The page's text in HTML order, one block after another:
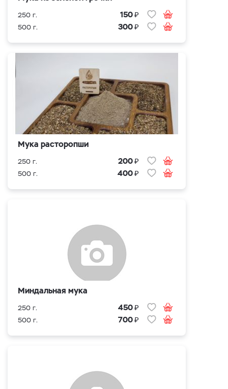
250 г. 150₽
500 г. 300₽
Мука расторопши
250 г. 200₽
500 г. 400₽
Миндальная мука
250 г. 450₽
500 г. 700₽